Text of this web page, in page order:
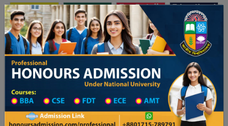
Toggle navigation অনার্স ভর্তি প্রফেশনাল অনার্স
Updates
২৬ শিক্ষাবর্ষের ১ম বর্ষের ভর্তি আবেদন বিজ্ঞপ্তি ঢাকা বিশ্ববিদ্যালয় ২০২৫-২৬
Madrasah in Pabna District
Madrasah List
Madrasah Information